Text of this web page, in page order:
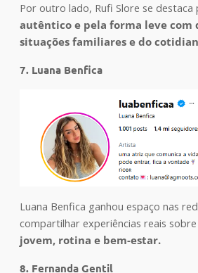
Por outro lado, Rufi Slore se destaca
autêntico e pela forma leve com
situações familiares e do
7. Luana Benfica
Luana Benfica ganhou espaço nas
compartilhar experiências reais sobre
jovem, rotina e bem-estar.
8. Fernanda Gentil